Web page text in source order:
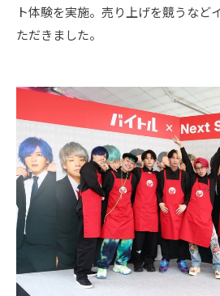
ト体験を実施。売り上げを競うなど
ただきました。